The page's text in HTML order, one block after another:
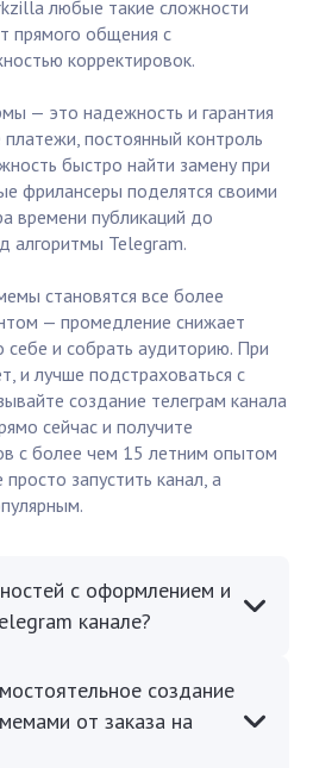
любые такие сложности
прямого общения с
корректировок.
— это надежность и гарантия
платежи, постоянный контроль
быстро найти замену при
фрилансеры поделятся своими
времени публикаций до
алгоритмы Telegram.
становятся все более
— промедление снижает
себе и собрать аудиторию. При
и лучше подстраховаться с
создание телеграм канала
сейчас и получите
с более чем 15 летним опытом
запустить канал, а
с оформлением и
канале?
создание
от заказа на